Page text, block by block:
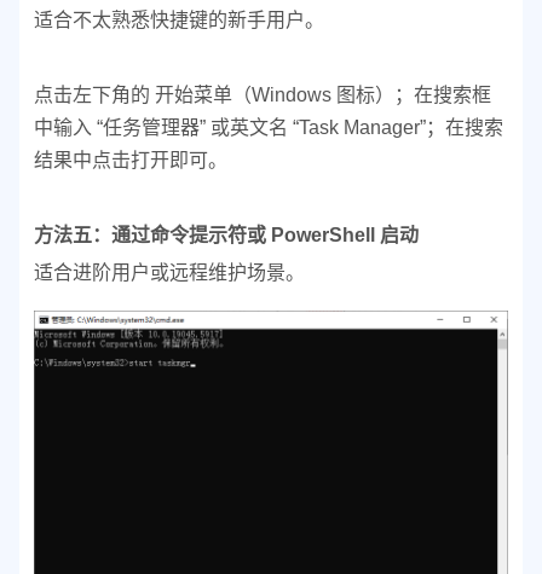
适合不太熟悉快捷键的新手用户。
点击左下角的 开始菜单（Windows 图标）； 在搜索框
中输入 “任务管理器” 或英文名 “Task Manager”； 在搜索
结果中点击打开即可。
方法五：通过命令提示符或 PowerShell 启动
适合进阶用户或远程维护场景。